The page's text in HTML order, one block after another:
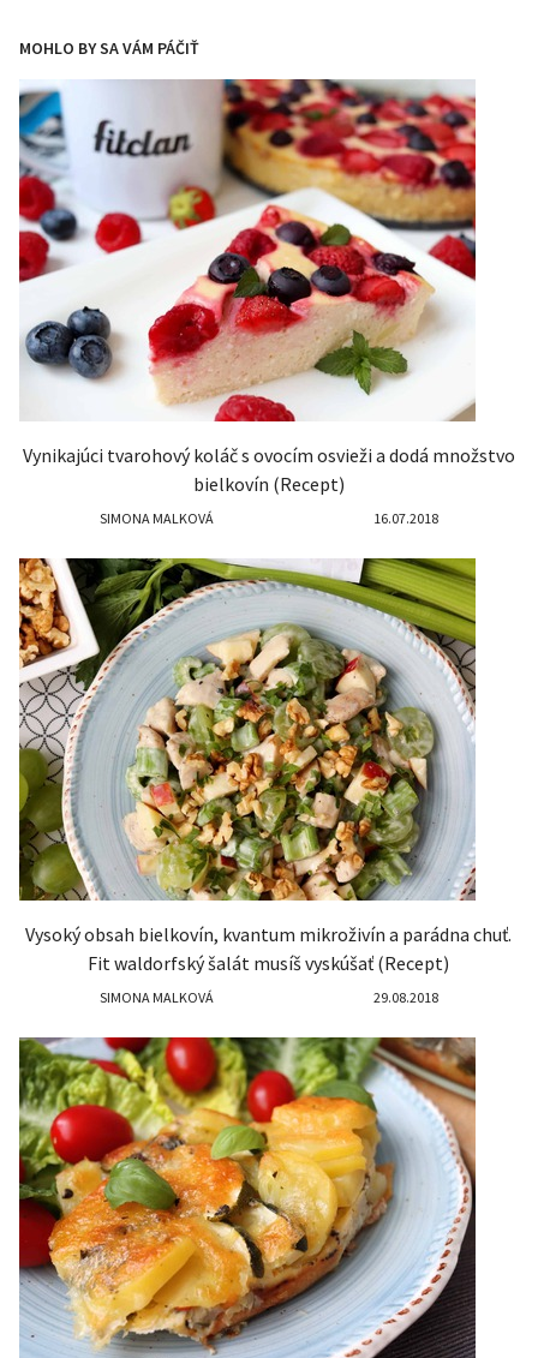
MOHLO BY SA VÁM PÁČIŤ
Vynikajúci tvarohový koláč s ovocím osvieži a dodá množstvo
bielkovín (Recept)
SIMONA MALKOVÁ 16.07.2018
Vysoký obsah bielkovín, kvantum mikroživín a parádna chuť.
Fit waldorfský šalát musíš vyskúšať (Recept)
SIMONA MALKOVÁ 29.08.2018